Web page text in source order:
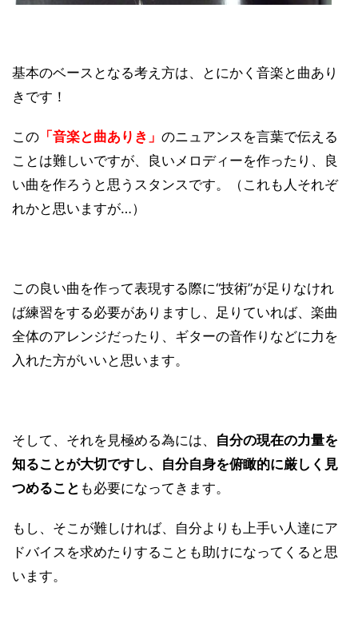
基本のベースとなる考え方は、とにかく音楽と曲あり
きです！
この 「音楽と曲ありき」 のニュアンスを言葉で伝える
ことは難しいですが、良いメロディーを作ったり、良
い曲を作ろうと思うスタンスです。（これも人それぞ
れかと思いますが…）
この良い曲を作って表現する際に“技術”が足りなけれ
ば練習をする必要がありますし、足りていれば、楽曲
全体のアレンジだったり、ギターの音作りなどに力を
入れた方がいいと思います。
そして、それを見極める為には、 自分の現在の力量を
知ることが大切ですし、自分自身を俯瞰的に厳しく見
つめること も必要になってきます。
もし、そこが難しければ、自分よりも上手い人達にア
ドバイスを求めたりすることも助けになってくると思
います。